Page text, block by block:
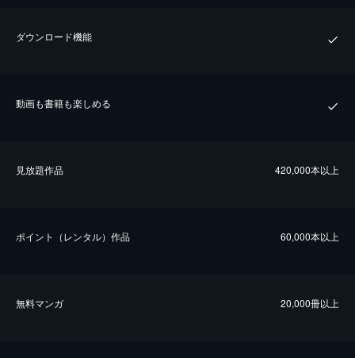
ダウンロード機能
動画も書籍も楽しめる
⾒放題作品 420,000本以上
ポイント（レンタル）作品 60,000本以上
無料マンガ 20,000冊以上